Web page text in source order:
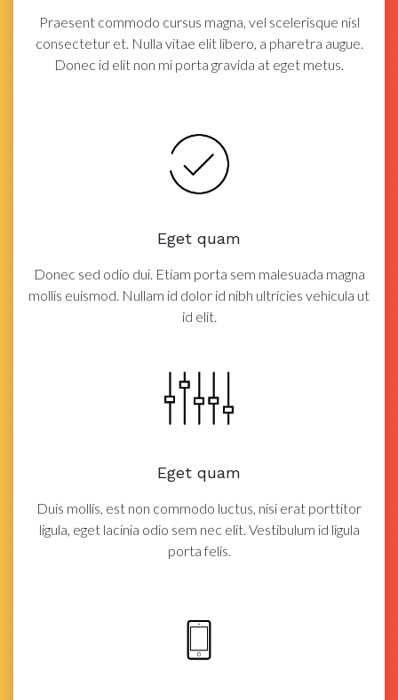
Praesent commodo cursus magna, vel scelerisque nisl
consectetur et. Nulla vitae elit libero, a pharetra augue.
Donec id elit non mi porta gravida at eget metus.
Eget quam
Donec sed odio dui. Etiam porta sem malesuada magna
mollis euismod. Nullam id dolor id nibh ultricies vehicula ut
id elit.
Eget quam
Duis mollis, est non commodo luctus, nisi erat porttitor
ligula, eget lacinia odio sem nec elit. Vestibulum id ligula
porta felis.